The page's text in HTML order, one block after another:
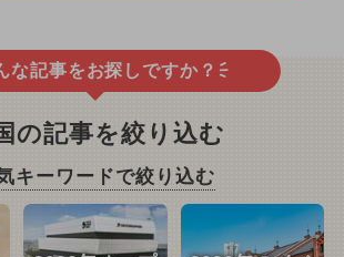
な記事をお探しですか？
の記事を絞り込む
キーワードで絞り込む